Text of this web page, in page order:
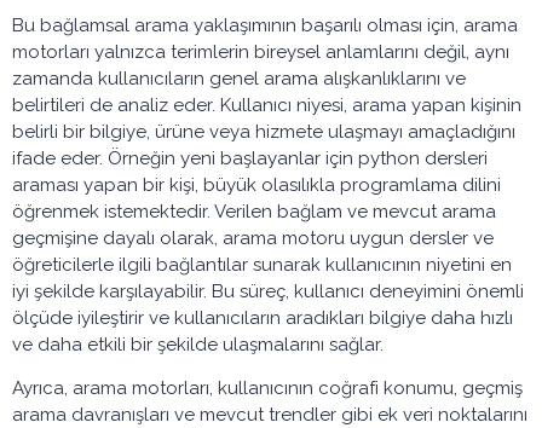
Bu bağlamsal arama yaklaşımının başarılı olması için, arama
motorları yalnızca terimlerin bireysel anlamlarını değil, aynı
zamanda kullanıcıların genel arama alışkanlıklarını ve
belirtileri de analiz eder. Kullanıcı niyesi, arama yapan kişinin
belirli bir bilgiye, ürüne veya hizmete ulaşmayı amaçladığını
ifade eder. Örneğin yeni başlayanlar için python dersleri
araması yapan bir kişi, büyük olasılıkla programlama dilini
öğrenmek istemektedir. Verilen bağlam ve mevcut arama
geçmişine dayalı olarak, arama motoru uygun dersler ve
öğreticilerle ilgili bağlantılar sunarak kullanıcının niyetini en
iyi şekilde karşılayabilir. Bu süreç, kullanıcı deneyimini önemli
ölçüde iyileştirir ve kullanıcıların aradıkları bilgiye daha hızlı
ve daha etkili bir şekilde ulaşmalarını sağlar.
Ayrıca, arama motorları, kullanıcının coğrafi konumu, geçmiş
arama davranışları ve mevcut trendler gibi ek veri noktalarını